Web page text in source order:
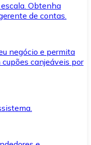
Obtenha
de contas.
negócio e permita
canjeáveis por